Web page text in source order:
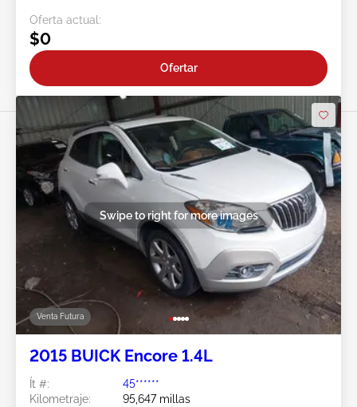
Oferta actual:
$0
Ofertar
Venta Futura
Swipe to right for more images
2015 BUICK Encore 1.4L
Ít #:
45******
Kilometraje:
95,647 millas